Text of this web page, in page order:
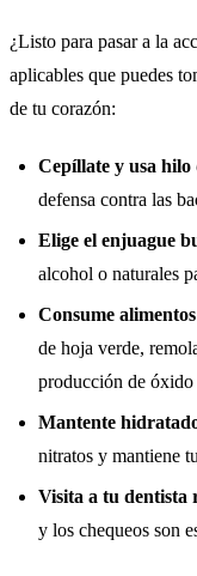
¿Listo para pasar a la
aplicables que puedes
de tu corazón:
Cepíllate y usa
defensa contra las
Elige el enjuague
alcohol o naturales
Consume
de hoja verde,
producción de
Mantente
nitratos y mantiene
Visita a tu dentista
y los chequeos son